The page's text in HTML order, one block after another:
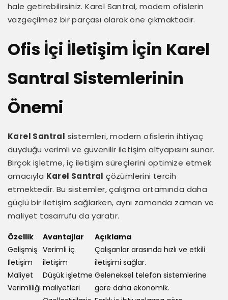
hale getirebilirsiniz. Karel Santral, modern ofislerin
vazgeçilmez bir parçası olarak öne çıkmaktadır.
Ofis İçi İletişim İçin Karel
Santral Sistemlerinin
Önemi
Karel Santral sistemleri, modern ofislerin ihtiyaç
duyduğu verimli ve güvenilir iletişim altyapısını sunar.
Birçok işletme, iç iletişim süreçlerini optimize etmek
amacıyla Karel Santral çözümlerini tercih
etmektedir. Bu sistemler, çalışma ortamında daha
güçlü bir iletişim sağlarken, aynı zamanda zaman ve
maliyet tasarrufu da yaratır.
Özellik Avantajlar
Açıklama
Gelişmiş
İletişim
Verimli iç
iletişim
Çalışanlar arasında hızlı ve etkili
iletişimi sağlar.
Maliyet
Verimliliği
Düşük işletme
maliyetleri
Geleneksel telefon sistemlerine
göre daha ekonomik.